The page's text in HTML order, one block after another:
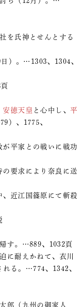
を氏神とせんとする
）。…1303、1304、
安徳天皇 と心中し、平
）、1775、
が平家との戦いに戦功
の要求により奈良に送
、近江国篠原にて斬殺
す。…889、1032頁
に耐えかねて、衣川
れる。…774、1342、
郎（九州の御家人